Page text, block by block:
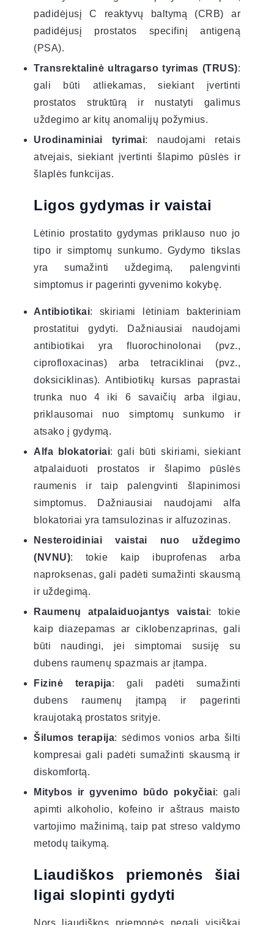
padidėjusį C reaktyvų baltymą (CRB) ar
padidėjusį prostatos specifinį antigeną
(PSA).
Transrektalinė ultragarso tyrimas (TRUS):
gali būti atliekamas, siekiant įvertinti
prostatos struktūrą ir nustatyti galimus
uždegimo ar kitų anomalijų požymius.
Urodinaminiai tyrimai: naudojami retais
atvejais, siekiant įvertinti šlapimo pūslės ir
šlaplės funkcijas.
Ligos gydymas ir vaistai
Lėtinio prostatito gydymas priklauso nuo jo
tipo ir simptomų sunkumo. Gydymo tikslas
yra sumažinti uždegimą, palengvinti
simptomus ir pagerinti gyvenimo kokybę.
Antibiotikai: skiriami lėtiniam bakteriniam
prostatitui gydyti. Dažniausiai naudojami
antibiotikai yra fluorochinolonai (pvz.,
ciprofloxacinas) arba tetraciklinai (pvz.,
doksiciklinas). Antibiotikų kursas paprastai
trunka nuo 4 iki 6 savaičių arba ilgiau,
priklausomai nuo simptomų sunkumo ir
atsako į gydymą.
Alfa blokatoriai: gali būti skiriami, siekiant
atpalaiduoti prostatos ir šlapimo pūslės
raumenis ir taip palengvinti šlapinimosi
simptomus. Dažniausiai naudojami alfa
blokatoriai yra tamsulozinas ir alfuzozinas.
Nesteroidiniai vaistai nuo uždegimo
(NVNU): tokie kaip ibuprofenas arba
naproksenas, gali padėti sumažinti skausmą
ir uždegimą.
Raumenų atpalaiduojantys vaistai: tokie
kaip diazepamas ar ciklobenzaprinas, gali
būti naudingi, jei simptomai susiję su
dubens raumenų spazmais ar įtampa.
Fizinė terapija: gali padėti sumažinti
dubens raumenų įtampą ir pagerinti
kraujotaką prostatos srityje.
Šilumos terapija: sėdimos vonios arba šilti
kompresai gali padėti sumažinti skausmą ir
diskomfortą.
Mitybos ir gyvenimo būdo pokyčiai: gali
apimti alkoholio, kofeino ir aštraus maisto
vartojimo mažinimą, taip pat streso valdymo
metodų taikymą.
Liaudiškos priemonės šiai
ligai slopinti gydyti
Nors liaudiškos priemonės negali visiškai